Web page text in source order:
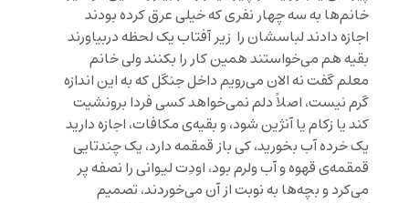
خانم‌ها به سه چهار نفری که خیلی عرق کرده بودند
اجازه دادند لباسشان را زیر آفتاب یک لحظه دربیاورند
بقیه هم می‌خواستند همین کار را بکنند ولی خانم
معلم گفت نه الان می‌رویم داخل جنگل که به این اندازه
گرم نیست، اصلاً دلم نمی‌خواهد کسی فردا برونشیت
کند یا زکام یا آنژین شود، و بقیه‌ی مکافات، اجازه دارید
یک خرده آب بخورید، کی باز قمقمه دارد، یک چندتایی
قمقمه‌ی قهوه و آب ولرم بود، اودِت لیوانی را نصفه پر
می‌کرد و بچه‌ها به نوبت از آن می‌خوردند، تصمیم